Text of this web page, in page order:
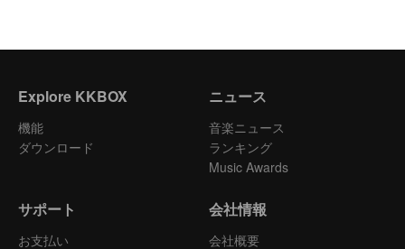
Explore KKBOX
機能
ダウンロード
ニュース
音楽ニュース
ランキング
Music Awards
サポート
お支払い
会社情報
会社概要